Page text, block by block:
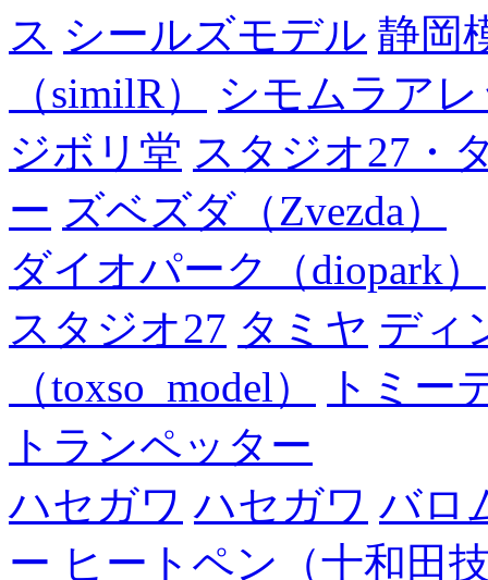
ス シールズモデル 静岡
（similR）
シモムラア
ジボリ堂 スタジオ27・
ー ズベズダ（Zvezda）
ダイオパーク（diopark）
スタジオ27 タミヤ ディ
（toxso_model）
トミー
トランペッター
ハセガワ ハセガワ バロ
ー ヒートペン（十和田